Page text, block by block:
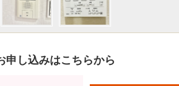
申し込みはこちらから